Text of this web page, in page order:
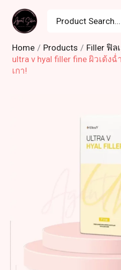
content
for:
Home Products
Filler ฟิล
ultra v hyal filler fine ผิวเด้ง
เกา!